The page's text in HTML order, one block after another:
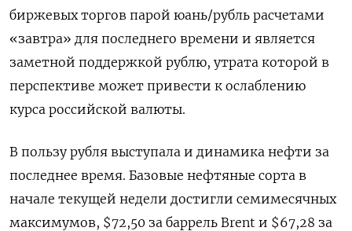
биржевых торгов парой юань/рубль расчетами
«завтра» для последнего времени и является
заметной поддержкой рублю, утрата которой в
перспективе может привести к ослаблению
курса российской валюты.
В пользу рубля ‌выступала и динамика нефти за
последнее время. Базовые нефтяные сорта в
начале текущей недели достигли семимесячных
максимумов, $72,50 за баррель ‌Brent и $67,28 за